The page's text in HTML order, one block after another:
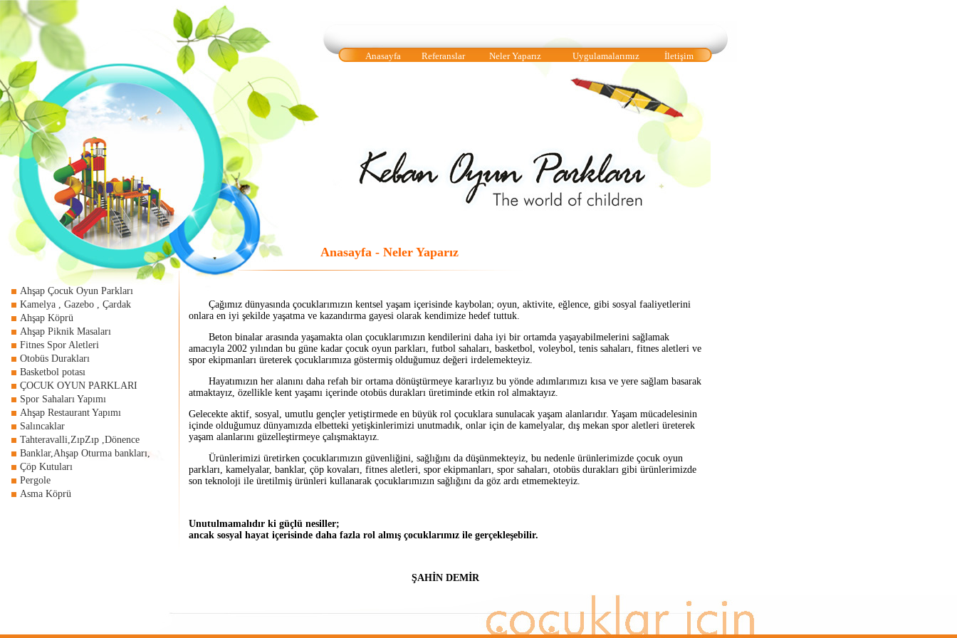
Anasayfa Referanslar Neler Yaparız Uygulamalarımız İletişim
Anasayfa - Neler Yaparız
Ahşap Çocuk Oyun Parkları
Kamelya , Gazebo , Çardak
Ahşap Köprü
Ahşap Piknik Masaları
Fitnes Spor Aletleri
Otobüs Durakları
Basketbol potası
ÇOCUK OYUN PARKLARI
Spor Sahaları Yapımı
Ahşap Restaurant Yapımı
Salıncaklar
Tahteravalli,ZıpZıp ,Dönence
Banklar,Ahşap Oturma bankları,
Çöp Kutuları
Pergole
Asma Köprü
Çağımız dünyasında çocuklarımızın kentsel yaşam içerisinde kaybolan; oyun, aktivite, eğlence, gibi sosyal faaliyetlerini
onlara en iyi şekilde yaşatma ve kazandırma gayesi olarak kendimize hedef tuttuk.
Beton binalar arasında yaşamakta olan çocuklarımızın kendilerini daha iyi bir ortamda yaşayabilmelerini sağlamak
amacıyla 2002 yılından bu güne kadar çocuk oyun parkları, futbol sahaları, basketbol, voleybol, tenis sahaları, fitnes aletleri ve
spor ekipmanları üreterek çocuklarımıza göstermiş olduğumuz değeri irdelemekteyiz.
Hayatımızın her alanını daha refah bir ortama dönüştürmeye kararlıyız bu yönde adımlarımızı kısa ve yere sağlam basarak
atmaktayız, özellikle kent yaşamı içerinde otobüs durakları üretiminde etkin rol almaktayız.
Gelecekte aktif, sosyal, umutlu gençler yetiştirmede en büyük rol çocuklara sunulacak yaşam alanlarıdır. Yaşam mücadelesinin
içinde olduğumuz dünyamızda elbetteki yetişkinlerimizi unutmadık, onlar için de kamelyalar, dış mekan spor aletleri üreterek
yaşam alanlarını güzelleştirmeye çalışmaktayız.
Ürünlerimizi üretirken çocuklarımızın güvenliğini, sağlığını da düşünmekteyiz, bu nedenle ürünlerimizde çocuk oyun
parkları, kamelyalar, banklar, çöp kovaları, fitnes aletleri, spor ekipmanları, spor sahaları, otobüs durakları gibi ürünlerimizde
son teknoloji ile üretilmiş ürünleri kullanarak çocuklarımızın sağlığını da göz ardı etmemekteyiz.
Unutulmamalıdır ki güçlü nesiller;
ancak sosyal hayat içerisinde daha fazla rol almış çocuklarımız ile gerçekleşebilir.
ŞAHİN DEMİR